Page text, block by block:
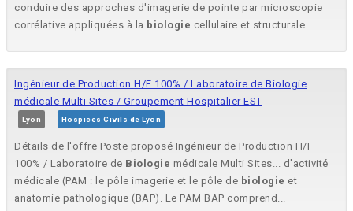
conduire des approches d'imagerie de pointe par microscopie
corrélative appliquées à la biologie cellulaire et structurale...
Ingénieur de Production H/F 100% / Laboratoire de Biologie
médicale Multi Sites / Groupement Hospitalier EST
Lyon Hospices Civils de Lyon
Détails de l'offre Poste proposé Ingénieur de Production H/F
100% / Laboratoire de Biologie médicale Multi Sites... d'activité
médicale (PAM : le pôle imagerie et le pôle de biologie et
anatomie pathologique (BAP). Le PAM BAP comprend...